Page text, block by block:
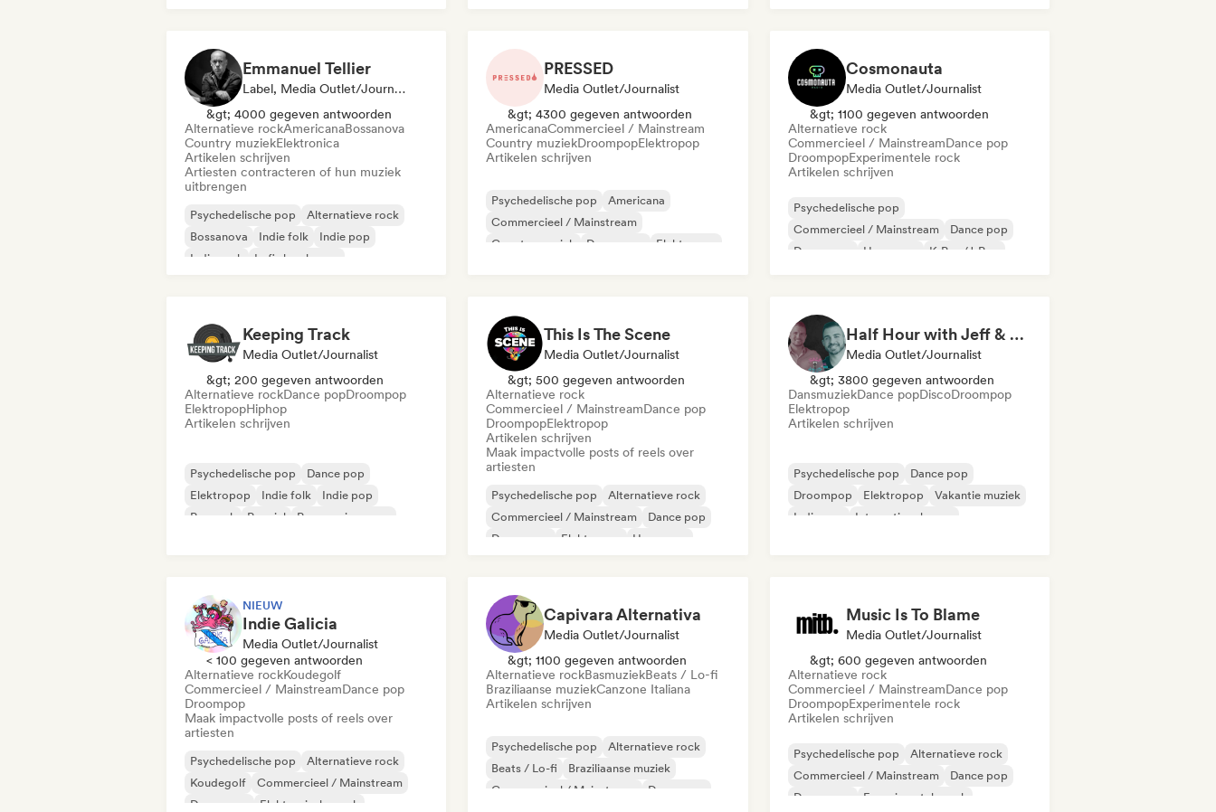
Emmanuel Tellier
Label, Media Outlet/Journalist
&gt; 4000 gegeven antwoorden
Alternatieve rockAmericanaBossanova
Country muziekElektronica
Artikelen schrijven
Artiesten contracteren of hun muziek
uitbrengen
Psychedelische pop
Alternatieve rock
Bossanova
Indie folk
Indie pop
Indie rock
Lofi slaapkamer
PRESSED
Media Outlet/Journalist
&gt; 4300 gegeven antwoorden
AmericanaCommercieel / Mainstream
Country muziekDroompopElektropop
Artikelen schrijven
Psychedelische pop
Americana
Commercieel / Mainstream
Country muziek
Droompop
Elektropop
Cosmonauta
Media Outlet/Journalist
&gt; 1100 gegeven antwoorden
Alternatieve rock
Commercieel / MainstreamDance pop
DroompopExperimentele rock
Artikelen schrijven
Psychedelische pop
Commercieel / Mainstream
Dance pop
Droompop
Hyperpop
K-Pop/J-Pop
Keeping Track
Media Outlet/Journalist
&gt; 200 gegeven antwoorden
Alternatieve rockDance popDroompop
ElektropopHiphop
Artikelen schrijven
Psychedelische pop
Dance pop
Elektropop
Indie folk
Indie pop
Poprock
Popziel Progressieve pop
This Is The Scene
Media Outlet/Journalist
&gt; 500 gegeven antwoorden
Alternatieve rock
Commercieel / MainstreamDance pop
DroompopElektropop
Artikelen schrijven
Maak impactvolle posts of reels over
artiesten
Psychedelische pop
Alternatieve rock
Commercieel / Mainstream
Dance pop
Droompop
Elektropop
Hyperpop
Half Hour with Jeff & Richie (An Entertainment Podcast)
Media Outlet/Journalist
&gt; 3800 gegeven antwoorden
DansmuziekDance popDiscoDroompop
Elektropop
Artikelen schrijven
Psychedelische pop
Dance pop
Droompop
Elektropop
Vakantie muziek
Indie pop
Internationale pop
NIEUW
Indie Galicia
Media Outlet/Journalist
< 100 gegeven antwoorden
Alternatieve rockKoudegolf
Commercieel / MainstreamDance pop
Droompop
Maak impactvolle posts of reels over
artiesten
Psychedelische pop
Alternatieve rock
Koudegolf
Commercieel / Mainstream
Droompop
Elektronische rock
Capivara Alternativa
Media Outlet/Journalist
&gt; 1100 gegeven antwoorden
Alternatieve rockBasmuziekBeats / Lo-fi
Braziliaanse muziekCanzone Italiana
Artikelen schrijven
Psychedelische pop
Alternatieve rock
Beats / Lo-fi
Braziliaanse muziek
Commercieel / Mainstream
Dance pop
Music Is To Blame
Media Outlet/Journalist
&gt; 600 gegeven antwoorden
Alternatieve rock
Commercieel / MainstreamDance pop
DroompopExperimentele rock
Artikelen schrijven
Psychedelische pop
Alternatieve rock
Commercieel / Mainstream
Dance pop
Droompop
Experimentele rock